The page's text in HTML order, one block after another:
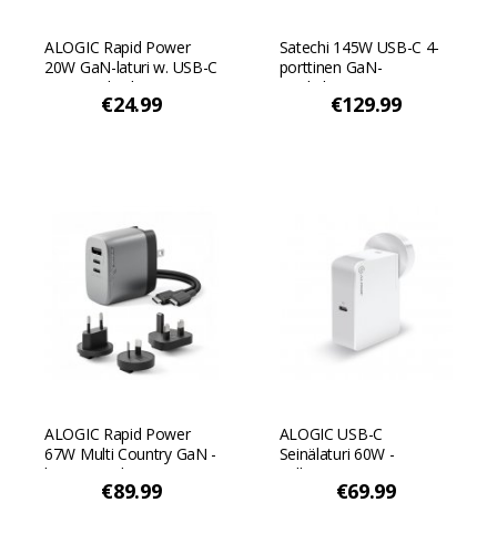
ALOGIC Rapid Power
20W GaN-laturi w. USB-C
- Avaruuden harmaa
€24.99
Satechi 145W USB-C 4-
porttinen GaN-
matkalaturi (4 porttia) -
Avaruuden harmaa
€129.99
ALOGIC Rapid Power
67W Multi Country GaN -
laturi (monikäyttöinen) -
Avaruuden harmaa
€89.99
ALOGIC USB-C
Seinälaturi 60W -
Valkoinen
€69.99